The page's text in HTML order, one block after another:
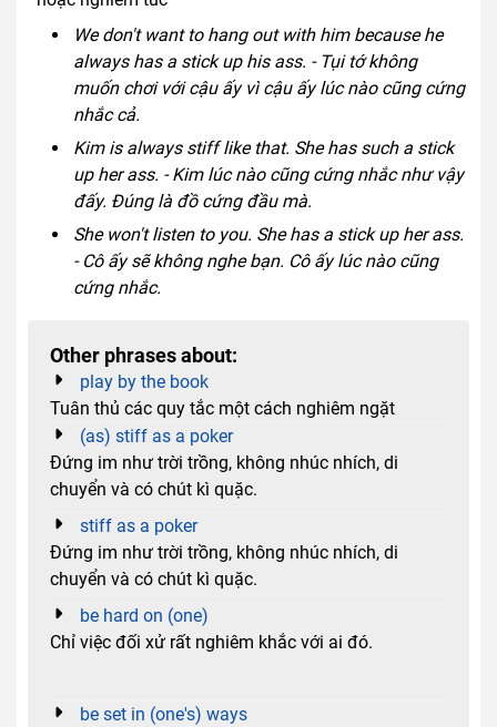
We don't want to hang out with him because he
always has a stick up his ass. - Tụi tớ không
muốn chơi với cậu ấy vì cậu ấy lúc nào cũng cứng
nhắc cả.
Kim is always stiff like that. She has such a stick
up her ass. - Kim lúc nào cũng cứng nhắc như vậy
đấy. Đúng là đồ cứng đầu mà.
She won't listen to you. She has a stick up her ass.
- Cô ấy sẽ không nghe bạn. Cô ấy lúc nào cũng
cứng nhắc.
Other phrases about:
play by the book
Tuân thủ các quy tắc một cách nghiêm ngặt
(as) stiff as a poker
Đứng im như trời trồng, không nhúc nhích, di
chuyển và có chút kì quặc.
stiff as a poker
Đứng im như trời trồng, không nhúc nhích, di
chuyển và có chút kì quặc.
be hard on (one)
Chỉ việc đối xử rất nghiêm khắc với ai đó.
be set in (one's) ways